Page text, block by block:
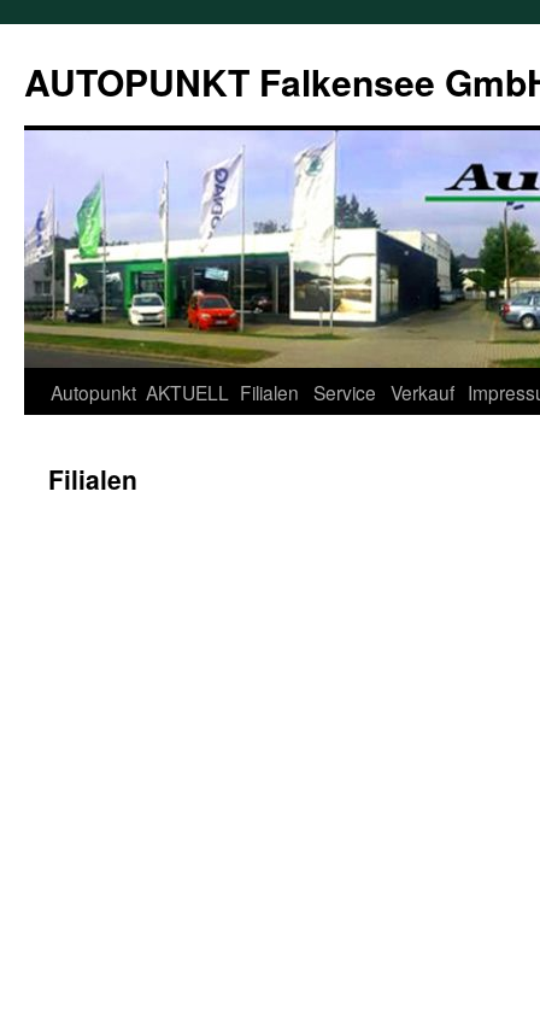
AUTOPUNKT Falkensee
Autopunkt AKTUELL Filialen Service Verkauf
Filialen